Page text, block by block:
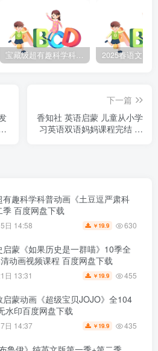
下一篇
香知社 英语启蒙 儿童从小学
习英语双语妈妈课程完结 百
有趣科学科普动画《土豆逗严肃科
季 百度网盘下载
日 14:58 ￥ 19.9 630
启蒙《如果历史是一群喵》10季全
动画视频课程 百度网盘下载
日 13:31 ￥ 19.9 455
启蒙动画《超级宝贝JOJO》全104
水印百度网盘下载
日 14:37 ￥ 19.9 435